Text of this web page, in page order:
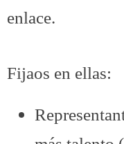
enlace.
Fijaos en ellas: